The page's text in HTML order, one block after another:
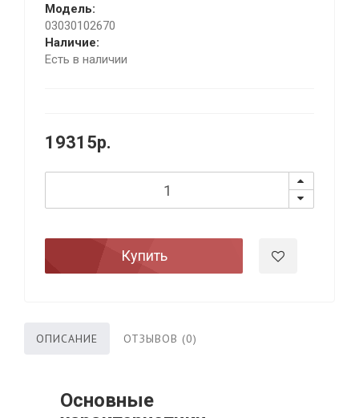
Модель:
03030102670
Наличие:
Есть в наличии
19315р.
Купить
ОПИСАНИЕ ОТЗЫВОВ (0)
Основные